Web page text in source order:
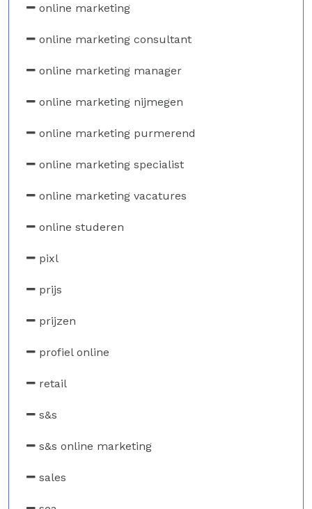
online marketing
online marketing consultant
online marketing manager
online marketing nijmegen
online marketing purmerend
online marketing specialist
online marketing vacatures
online studeren
pixl
prijs
prijzen
profiel online
retail
s&s
s&s online marketing
sales